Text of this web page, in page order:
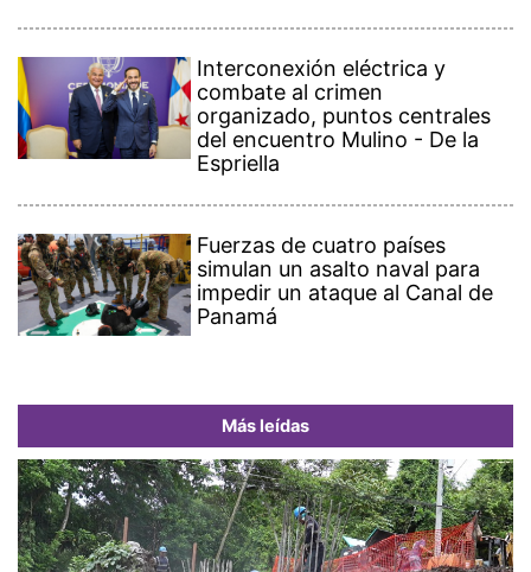
Interconexión eléctrica y
combate al crimen
organizado, puntos centrales
del encuentro Mulino - De la
Espriella
Fuerzas de cuatro países
simulan un asalto naval para
impedir un ataque al Canal de
Panamá
Más leídas